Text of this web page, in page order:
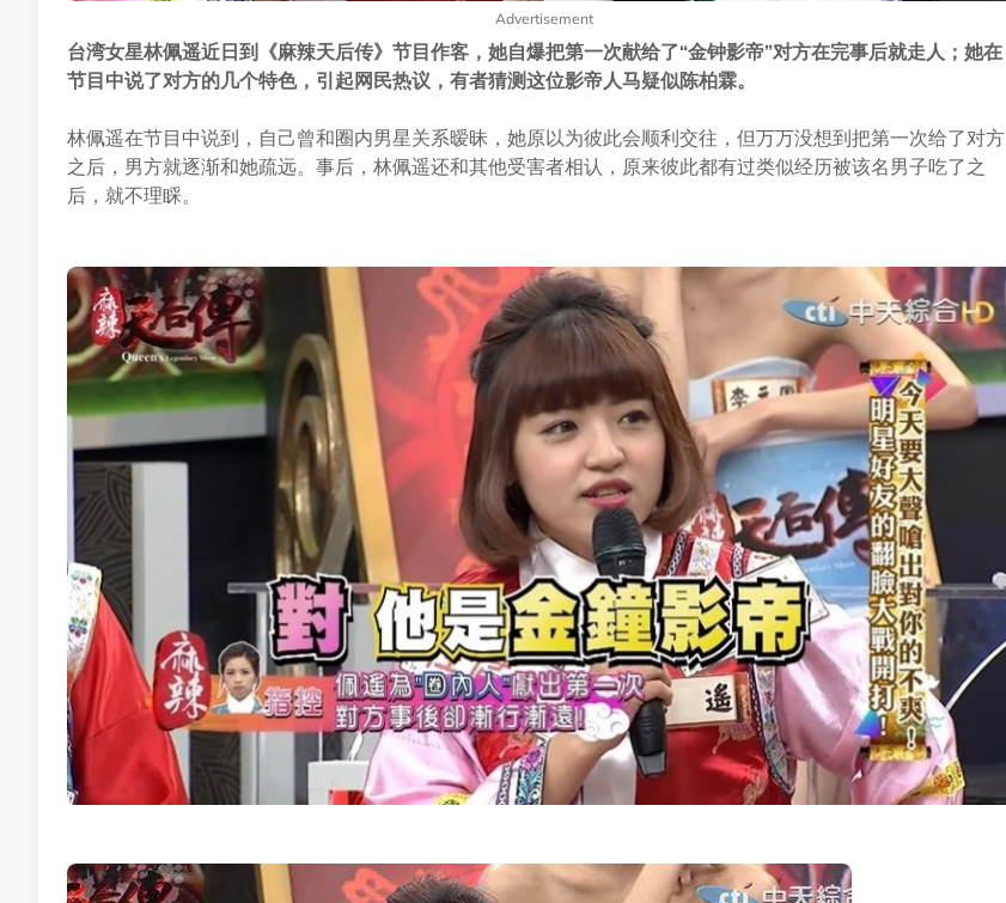
Advertisement
台湾女星林佩遥近日到《麻辣天后传》节目作客，她自爆把第一次献给了“金钟影帝”对方在完事后就走人；她在
节目中说了对方的几个特色，引起网民热议，有者猜测这位影帝人马疑似陈柏霖。
林佩遥在节目中说到，自己曾和圈内男星关系暧昧，她原以为彼此会顺利交往，但万万没想到把第一次给了对方
之后，男方就逐渐和她疏远。事后，林佩遥还和其他受害者相认，原来彼此都有过类似经历被该名男子吃了之
后，就不理睬。